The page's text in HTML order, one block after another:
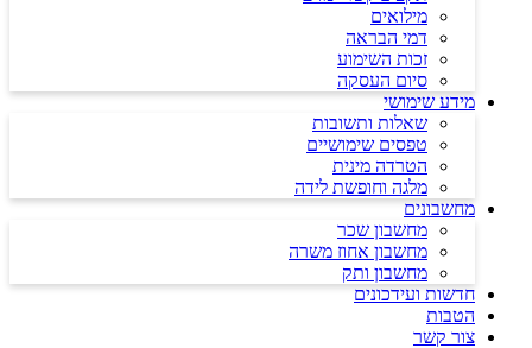
מילואים
דמי הבראה
זכות השימוע
סיום העסקה
מידע שימושי
שאלות ותשובות
טפסים שימושיים
הטרדה מינית
מלגה וחופשת לידה
מחשבונים
מחשבון שכר
מחשבון אחוז משרה
מחשבון ותק
חדשות ועידכונים
הטבות
צור קשר